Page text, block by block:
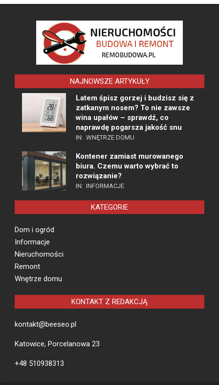
NAJNOWSZE ARTYKUŁY
Latem śpisz gorzej i budzisz się z
zatkanym nosem? To nie zawsze
wina upałów – sprawdź, co
naprawdę pogarsza jakość snu
IN: WNĘTRZE DOMU
Kontener zamiast murowanego
biura. Czemu warto wybrać to
rozwiązanie?
IN: INFORMACJE
KATEGORIE
Dom i ogród
Informacje
Nieruchomości
Remont
Wnętrze domu
KONTAKT Z REDAKCJĄ
kontakt@beeseo.pl
Katowice, Porcelanowa 23
+48 510938313